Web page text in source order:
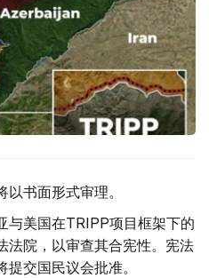
书面形式审理。
与美国在TRIPP项目框架下的
法院，以审查其合宪性。宪法
交国民议会批准。